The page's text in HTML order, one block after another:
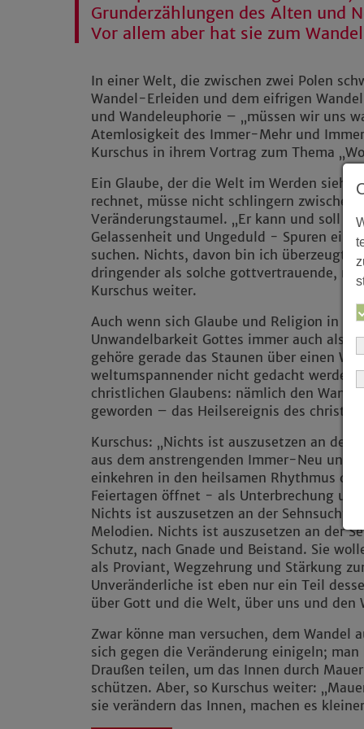
Grunderzählungen des Alten und
Vor allem aber hat sie zum
In einer Welt, die zwischen zwei Polen
Wandel-Erleiden und dem eifrigen
und Wandeleuphorie – „müssen wir uns
Atemlosigkeit des Immer-Mehr und
Kurschus in ihrem Vortrag zum Thema
Ein Glaube, der die Welt im Werden sieht
rechnet, müsse nicht schlingern zwischen
Veränderungstaumel. „Er kann und soll
Gelassenheit und Ungeduld - Spuren
suchen. Nichts, davon bin ich überzeugt,
dringender als solche gottvertrauende,
Kurschus weiter.
Auch wenn sich Glaube und Religion in
Unwandelbarkeit Gottes immer auch als
gehöre gerade das Staunen über einen
weltumspannender nicht gedacht werden
christlichen Glaubens: nämlich den
geworden – das Heilsereignis des
Kurschus: „Nichts ist auszusetzen an
aus dem anstrengenden Immer-Neu und
einkehren in den heilsamen Rhythmus
Feiertagen öffnet - als Unterbrechung
Nichts ist auszusetzen an der Sehnsucht
Melodien. Nichts ist auszusetzen an der
Schutz, nach Gnade und Beistand. Sie
als Proviant, Wegzehrung und Stärkung
Unveränderliche ist eben nur ein Teil
über Gott und die Welt, über uns und den
Zwar könne man versuchen, dem Wandel
sich gegen die Veränderung einigeln;
Draußen teilen, um das Innen durch
schützen. Aber, so Kurschus weiter:
sie verändern das Innen, machen es